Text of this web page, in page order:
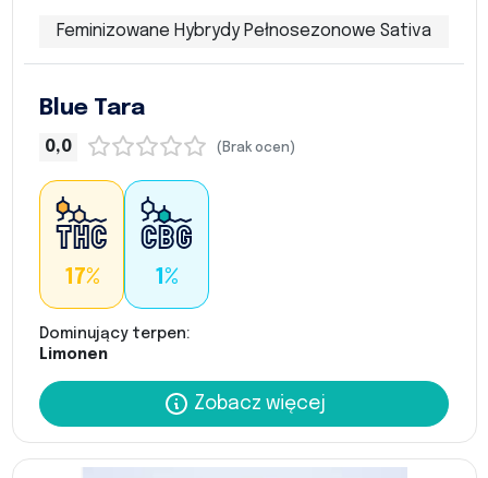
Feminizowane Hybrydy Pełnosezonowe Sativa
Blue Tara
0,0 (Brak ocen)
17% 1%
Dominujący terpen:
Limonen
Zobacz więcej